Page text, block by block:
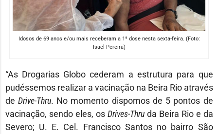
Idosos de 69 anos e/ou mais receberam a 1ª dose nesta sexta-feira. (Foto:
Isael Pereira)
“As Drogarias Globo cederam a estrutura para que
pudéssemos realizar a vacinação na Beira Rio através
de Drive-Thru. No momento dispomos de 5 pontos de
vacinação, sendo eles, os Drives-Thruda Beira Rio e da
Severo; U. E. Cel. Francisco Santos no bairro São